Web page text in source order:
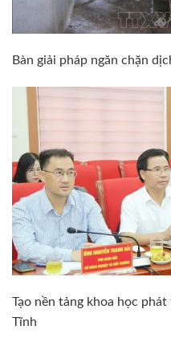
Bàn giải pháp ngăn chặn
Tạo nền tảng khoa học
Tĩnh